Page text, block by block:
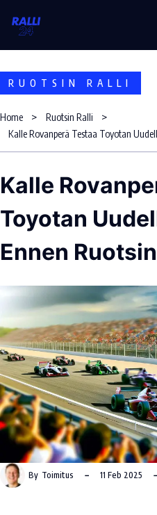
RUOTSIN RALLI
Home
Ruotsin Ralli
Kalle
Toyotan
Ennen
By Toimitus 11 Feb 2025